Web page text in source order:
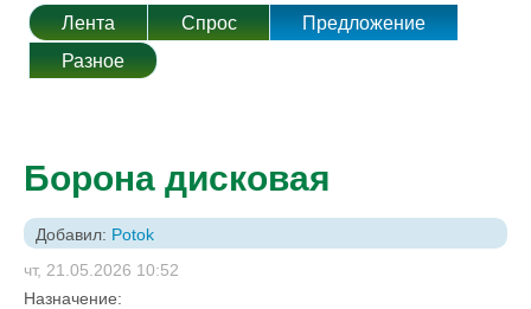
Лента Спрос
Предложение
Разное
Борона дисковая
Добавил: Potok
чт, 21.05.2026 10:52
Назначение: